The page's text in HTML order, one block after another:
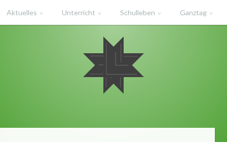
Aktuelles Unterricht Schulleben Ganztag
Schiller-